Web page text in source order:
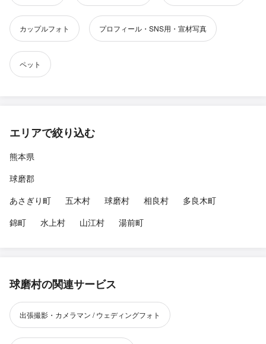
カップルフォト プロフィール・SNS用・宣材写真
ペット
エリアで絞り込む
熊本県
球磨郡
あさぎり町
五木村 球磨村 相良村
多良木町
錦町
水上村 山江村 湯前町
球磨村の関連サービス
出張撮影・カメラマン / ウェディングフォト